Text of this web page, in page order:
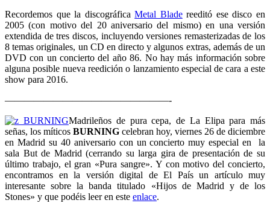
Recordemos que la discográficaMetal Bladereeditó ese disco en
2005 (con motivo del 20 aniversario del mismo) en una versión
extendida de tres discos, incluyendo versiones remasterizadas de los
8 temas originales, un CD en directo y algunos extras, además de un
DVD con un concierto del año 86. No hay más información sobre
alguna posible nueva reedición o lanzamiento especial de cara a este
show para 2016.
—————————————————-
Madrileños de pura cepa, de La Elipa para más
señas, los míticos BURNING celebran hoy, viernes 26 de diciembre
en Madrid su 40 aniversario con un concierto muy especial en la
sala But de Madrid (cerrando su larga gira de presentación de su
último trabajo, el gran «Pura sangre». Y con motivo del concierto,
encontramos en la versión digital de El País un artículo muy
interesante sobre la banda titulado «Hijos de Madrid y de los
Stones» y que podéis leer en este enlace.